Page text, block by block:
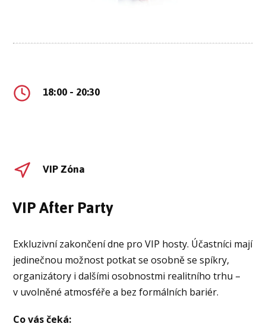
18:00 - 20:30
VIP Zóna
VIP After Party
Exkluzivní zakončení dne pro VIP hosty. Účastníci mají
jedinečnou možnost potkat se osobně se spíkry,
organizátory i dalšími osobnostmi realitního trhu –
v uvolněné atmosféře a bez formálních bariér.
Co vás čeká: